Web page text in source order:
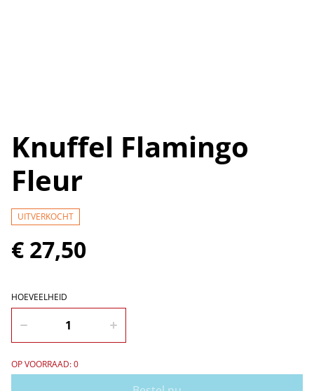
Knuffel Flamingo
Fleur
UITVERKOCHT
€ 27,50
HOEVEELHEID
OP VOORRAAD: 0